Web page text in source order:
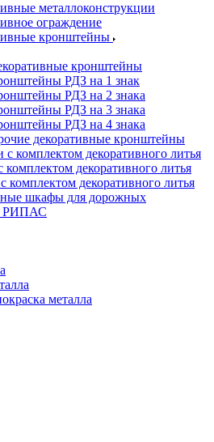
металлоконструкции
ограждение
кронштейны
кронштейны
РДЗ на 1 знак
РДЗ на 2 знака
РДЗ на 3 знака
РДЗ на 4 знака
декоративные кронштейны
с комплектом декоративного литья
декоративного литья
комплектом декоративного литья
шкафы для дорожных
РИПАС
металла